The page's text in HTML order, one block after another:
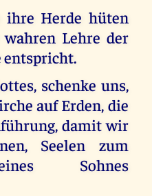
ihre Herde hüten
Lehre der
entspricht.
schenke uns,
auf Erden, die
damit wir
Seelen zum
Sohnes